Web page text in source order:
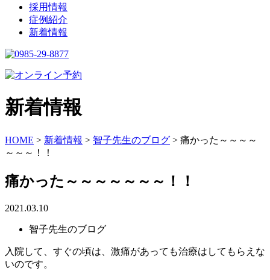
採用情報
症例紹介
新着情報
新着情報
HOME > 新着情報 > 智子先生のブログ > 痛かった～～～～
～～～！！
痛かった～～～～～～～！！
2021.03.10
智子先生のブログ
入院して、すぐの頃は、激痛があっても治療はしてもらえな
いのです。